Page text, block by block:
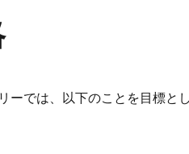
ーでは、以下のことを目標と